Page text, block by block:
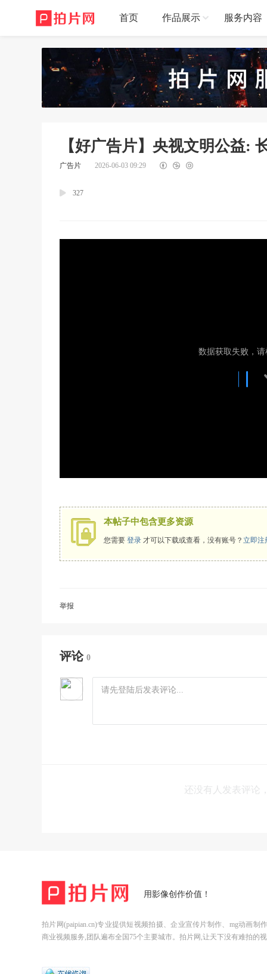
首页 作品展示 服务内容
【好广告片】央视文明公益:
广告片 2026-06-03 09:29
327
本帖子中包含更多资源
您需要 登录 才可以下载或查看，没有账号？ 立即注
举报
评论 0
还没有人发表评论
用影像创作价值！
拍片网(paipian.cn)专业提供短视频拍摄、企业宣传片制作、mg动画制
商业视频服务,团队遍布全国75个主要城市。拍片网,让天下没有难拍的